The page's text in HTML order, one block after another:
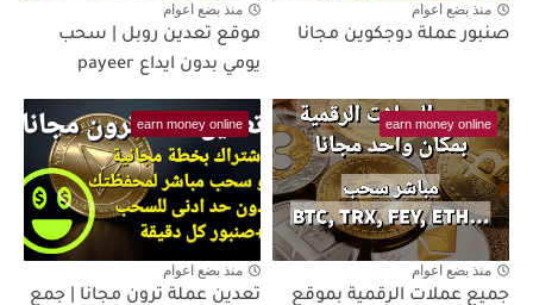
منذ بضع اعوام
صنبور عملة دوجكوين مجانا
منذ بضع اعوام
موقع تعدين روبل | سحب
يومي بدون ايداع payeer
earn money online
منذ بضع اعوام
جميع عملات الرقمية بموقع
earn money online
منذ بضع اعوام
تعدين عملة ترون مجانا | جمع